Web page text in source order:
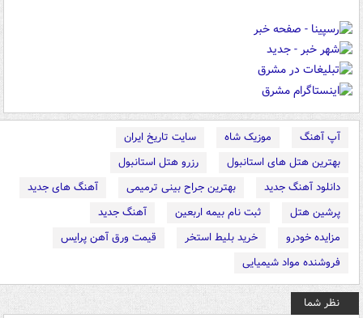
آپ آهنگ موزیک شاه
سایت تاریخ ایران
بهترین هتل های استانبول
رزرو هتل استانبول
دانلود آهنگ جدید
بهترین جراح بینی ترمیمی
آهنگ های جدید
پرشین هتل
ثبت نام بیمه اربعین
آهنگ جدید
مزایده خودرو
خرید بلیط استخر
قیمت ورق آهن پرایس
فروشنده مواد شیمیایی
نظر شما